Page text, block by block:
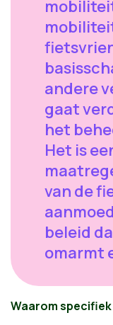
andere
gaat
het
Het is
van de
beleid
omarmt
Waarom